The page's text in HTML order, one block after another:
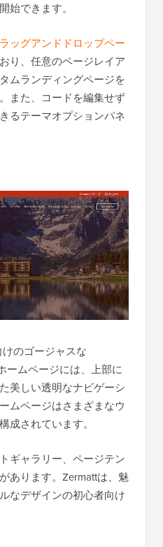
始できます。
ッグアンドドロップペー
り、任意のページレイア
ムランディングページを
また、コードを編集せず
るテーマオプションパネ
のゴージャスな
ームページには、上部に
美しい透明なナビゲーシ
ムページはさまざまなウ
成されています。
ギャラリー、ページテン
があります。Zermattは、魅
なデザインの初心者向け